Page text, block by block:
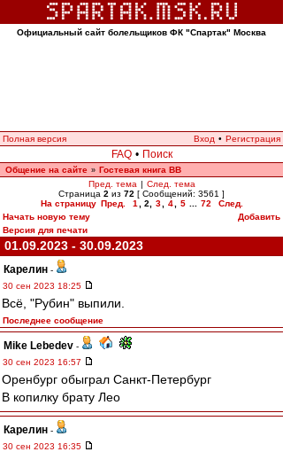
Официальный сайт болельщиков ФК "Спартак" Москва
Полная версия Вход • Регистрация
FAQ • Поиск
Общение на сайте » Гостевая книга ВВ
Пред. тема | След. тема
Страница 2 из 72 [ Сообщений: 3561 ]
На страницу Пред. 1 2 3 4 5 72
След.
Начать новую тему
Добавить
Версия для печати
01.09.2023 - 30.09.2023
Карелин -
30 сен 2023 18:25
Всё, "Рубин" выпили.
Последнее сообщение
Mike Lebedev -
30 сен 2023 16:57
Оренбург обыграл Санкт-Петербург
В копилку брату Лео
Карелин -
30 сен 2023 16:35